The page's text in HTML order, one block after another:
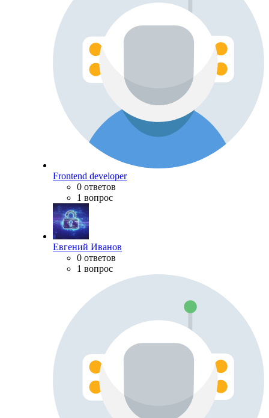
Frontend developer
0 ответов
1 вопрос
Евгений Иванов
0 ответов
1 вопрос